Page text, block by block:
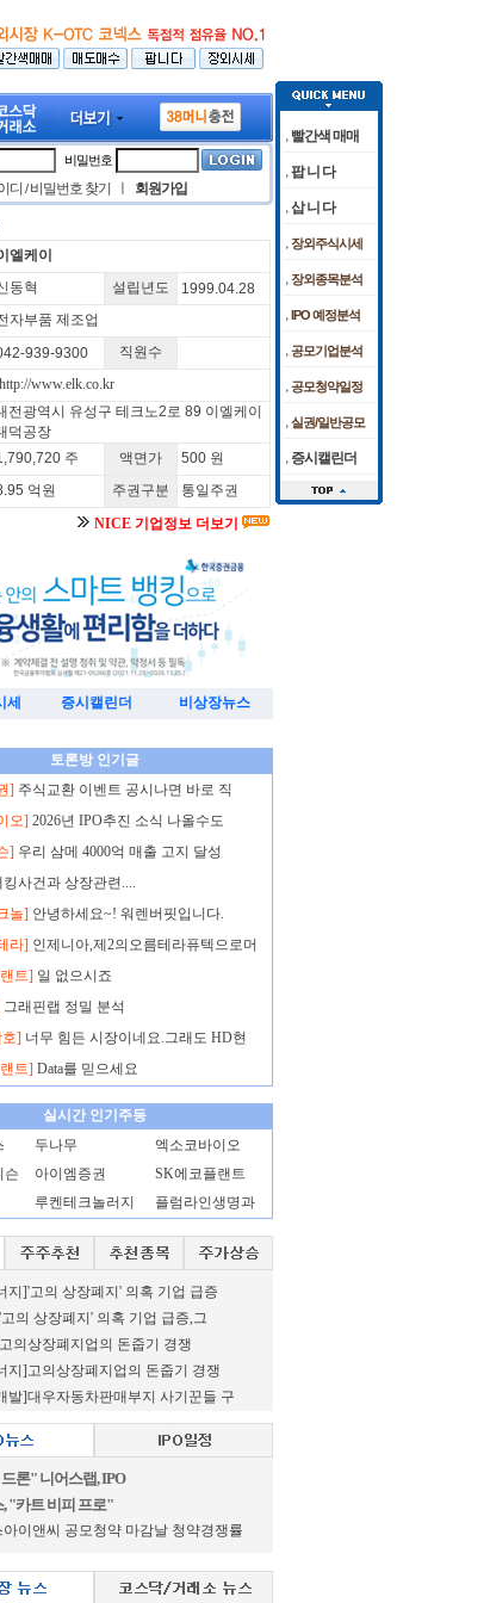
미국 FDA 허가 임상 준비 박차 케이앤에스아이앤씨 공모청약 마감
… 코스피, 0.6% 하락 마감 코스피, 외인·기관 저가 매수에 6400선
고서 (2025.03) [이엘케이]사업보고서 (2024.12)
비밀번호
디 /비밀번호 찾기 회원가입
엘케이
동혁 설립년도
1999.04.28
자부품 제조업
939-9300
직원수
http://www.elk.co.kr
전광역시 유성구 테크노2로 89 이엘케이
덕공장
주 액면가
500 원
억원 주권구분
통일주권
NICE 기업정보 더보기
증시캘린더 비상장뉴스
토론방 인기글
] 주식교환 이벤트 공시나면 바로 직
오] 2026년 IPO추진 소식 나올수도
] 우리 삼메 4000억 매출 고지 달성
킹사건과 상장관련....
놀] 안녕하세요~! 워렌버핏입니다.
라] 인제니아,제2의오름테라퓨텍으로머
트] 일 없으시죠
그래핀랩 정밀 분석
] 너무 힘든 시장이네요.그래도 HD현
트] Data를 믿으세요
실시간 인기주동
두나무
엑소코바이오
슨 아이엠증권
SK에코플랜트
루켄테크놀러지 플럼라인생명과
지]'고의 상장폐지' 의혹 기업 급증
의 상장폐지' 의혹 기업 급증,그
의상장폐지업의 돈줍기 경쟁
지]고의상장폐지업의 돈줍기 경쟁
발]대우자동차판매부지 사기꾼들 구
론" 니어스랩, IPO
"카트 비피 프로"
이앤씨 공모청약 마감날 청약경쟁률
빨간색 매매
팝 니 다
삽 니 다
장외주식시세
장외종목분석
IPO 예정분석
공모기업분석
공모청약일정
실권/일반공모
증시캘린더